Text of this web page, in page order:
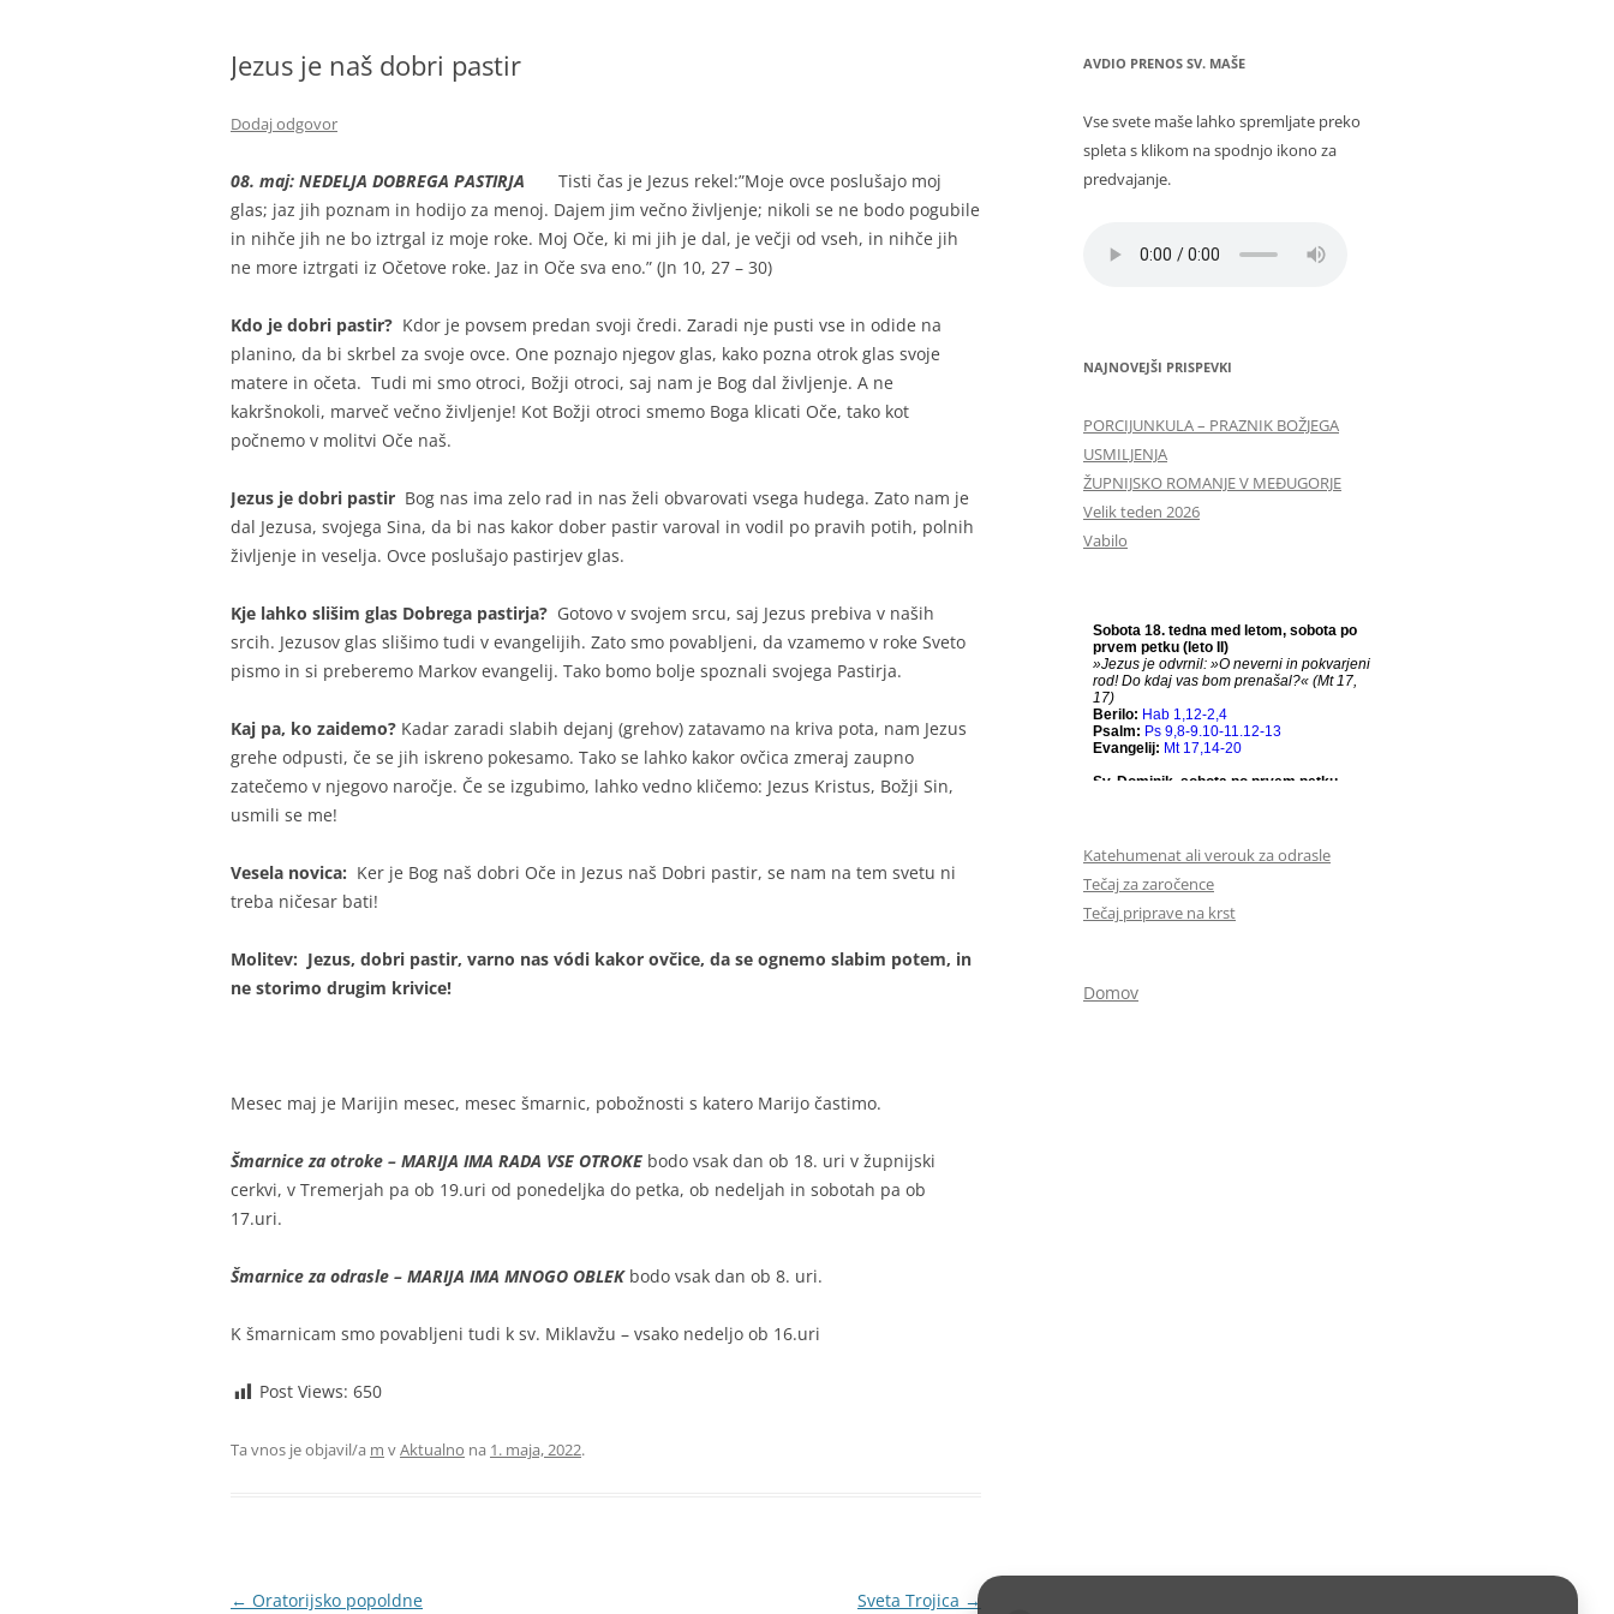
MINISTRANTI
ŽUPNIJSKI GOSPODARSKI SVET
FRANČIŠKOVI OTROCI
MOŽJE SVETEGA JOŽEFA
Jezus je naš dobri pastir
Dodaj odgovor
08. maj: NEDELJA DOBREGA PASTIRJA Tisti čas je Jezus rekel:”Moje ovce poslušajo moj
glas; jaz jih poznam in hodijo za menoj. Dajem jim večno življenje; nikoli se ne bodo pogubile
in nihče jih ne bo iztrgal iz moje roke. Moj Oče, ki mi jih je dal, je večji od vseh, in nihče jih
ne more iztrgati iz Očetove roke. Jaz in Oče sva eno.” (Jn 10, 27 – 30)
Kdo je dobri pastir? Kdor je povsem predan svoji čredi. Zaradi nje pusti vse in odide na
planino, da bi skrbel za svoje ovce. One poznajo njegov glas, kako pozna otrok glas svoje
matere in očeta. Tudi mi smo otroci, Božji otroci, saj nam je Bog dal življenje. A ne
kakršnokoli, marveč večno življenje! Kot Božji otroci smemo Boga klicati Oče, tako kot
počnemo v molitvi Oče naš.
Jezus je dobri pastir Bog nas ima zelo rad in nas želi obvarovati vsega hudega. Zato nam je
dal Jezusa, svojega Sina, da bi nas kakor dober pastir varoval in vodil po pravih potih, polnih
življenje in veselja. Ovce poslušajo pastirjev glas.
Kje lahko slišim glas Dobrega pastirja? Gotovo v svojem srcu, saj Jezus prebiva v naših
srcih. Jezusov glas slišimo tudi v evangelijih. Zato smo povabljeni, da vzamemo v roke Sveto
pismo in si preberemo Markov evangelij. Tako bomo bolje spoznali svojega Pastirja.
Kaj pa, ko zaidemo? Kadar zaradi slabih dejanj (grehov) zatavamo na kriva pota, nam Jezus
grehe odpusti, če se jih iskreno pokesamo. Tako se lahko kakor ovčica zmeraj zaupno
zatečemo v njegovo naročje. Če se izgubimo, lahko vedno kličemo: Jezus Kristus, Božji Sin,
usmili se me!
Vesela novica: Ker je Bog naš dobri Oče in Jezus naš Dobri pastir, se nam na tem svetu ni
treba ničesar bati!
Molitev: Jezus, dobri pastir, varno nas vódi kakor ovčice, da se ognemo slabim potem, in
ne storimo drugim krivice!
Mesec maj je Marijin mesec, mesec šmarnic, pobožnosti s katero Marijo častimo.
Šmarnice za otroke – MARIJA IMA RADA VSE OTROKE bodo vsak dan ob 18. uri v župnijski
cerkvi, v Tremerjah pa ob 19.uri od ponedeljka do petka, ob nedeljah in sobotah pa ob
17.uri.
Šmarnice za odrasle – MARIJA IMA MNOGO OBLEKbodo vsak dan ob 8. uri.
K šmarnicam smo povabljeni tudi k sv. Miklavžu – vsako nedeljo ob 16.uri
Post Views: 650
Ta vnos je objavil/a m vAktualno na 1. maja, 2022.
Krmarjenje
← Oratorijsko popoldne Sveta Trojica →
AVDIO PRENOS SV. MAŠE
Vse svete maše lahko spremljate preko
spleta s klikom na spodnjo ikono za
predvajanje.
NAJNOVEJŠI PRISPEVKI
PORCIJUNKULA – PRAZNIK BOŽJEGA
USMILJENJA
ŽUPNIJSKO ROMANJE V MEĐUGORJE
Velik teden 2026
Vabilo
Katehumenat ali verouk za odrasle
Tečaj za zaročence
Tečaj priprave na krst
Domov